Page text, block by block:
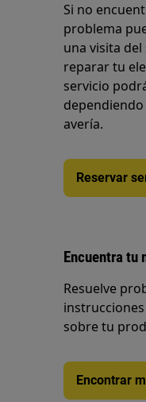
Si no
problema
una visita
reparar tu
servicio
avería.
Reservar
Encuentra tu
Resuelve
sobre tu
Encontrar